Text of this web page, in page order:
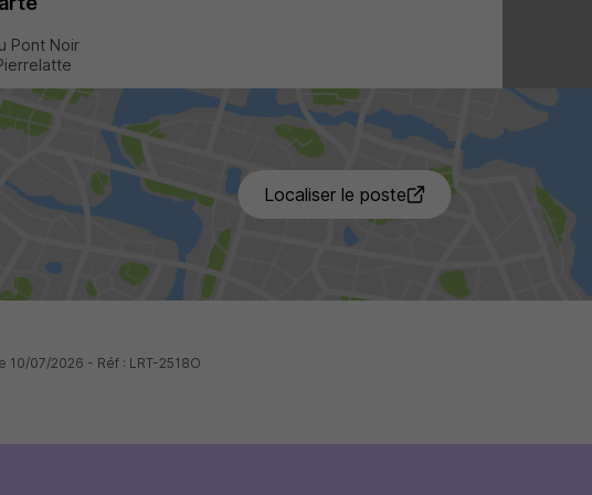
7 de
Pont Noir
Localiser le poste
10/07/2026 - Réf : LRT-2518O